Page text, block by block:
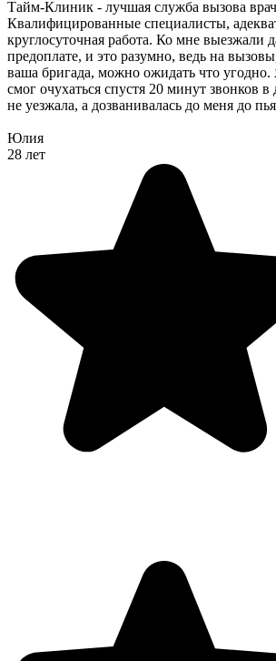
Тайм-Клиник - лучшая служба вызова
Квалифицированные специалисты,
круглосуточная работа. Ко мне выезжали
предоплате, и это разумно, ведь на
ваша бригада, можно ожидать что угодно.
смог очухаться спустя 20 минут звонков
не уезжала, а дозванивалась до меня до
Юлия
28 лет